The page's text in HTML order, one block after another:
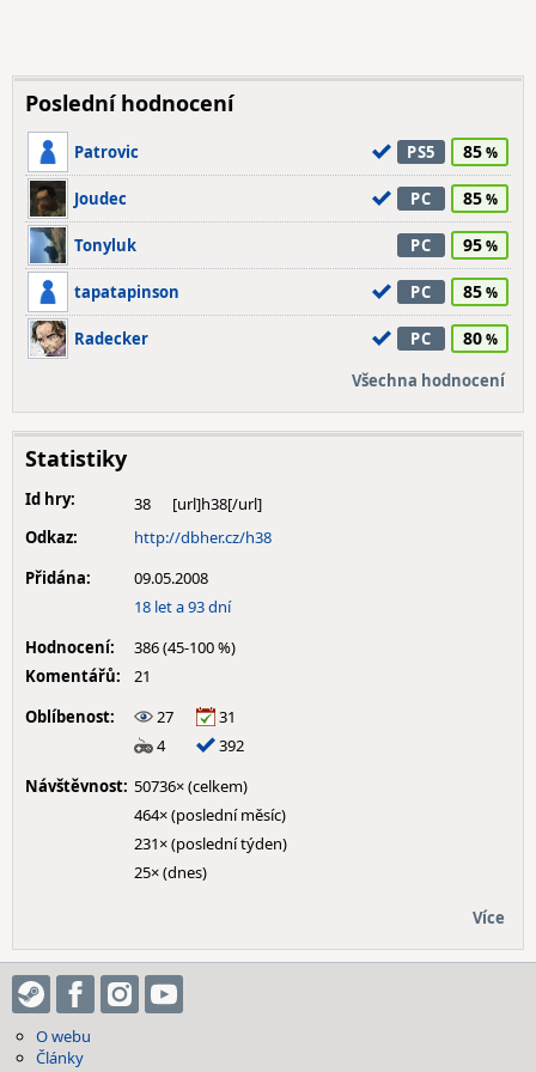
Poslední hodnocení
Patrovic PS5 85
Joudec PC 85
Tonyluk PC 95
tapatapinson PC 85
Radecker PC 80
Všechna hodnocení
Statistiky
Id hry:
38
Odkaz:
http://dbher.cz/h38
Přidána:
09.05.2008
18 let a 93 dní
Hodnocení:
386 (45-100 %)
Komentářů:
21
Oblíbenost:
27
31
4
392
Návštěvnost: 50736× (celkem)
464× (poslední měsíc)
231× (poslední týden)
25× (dnes)
Více
O webu
Články